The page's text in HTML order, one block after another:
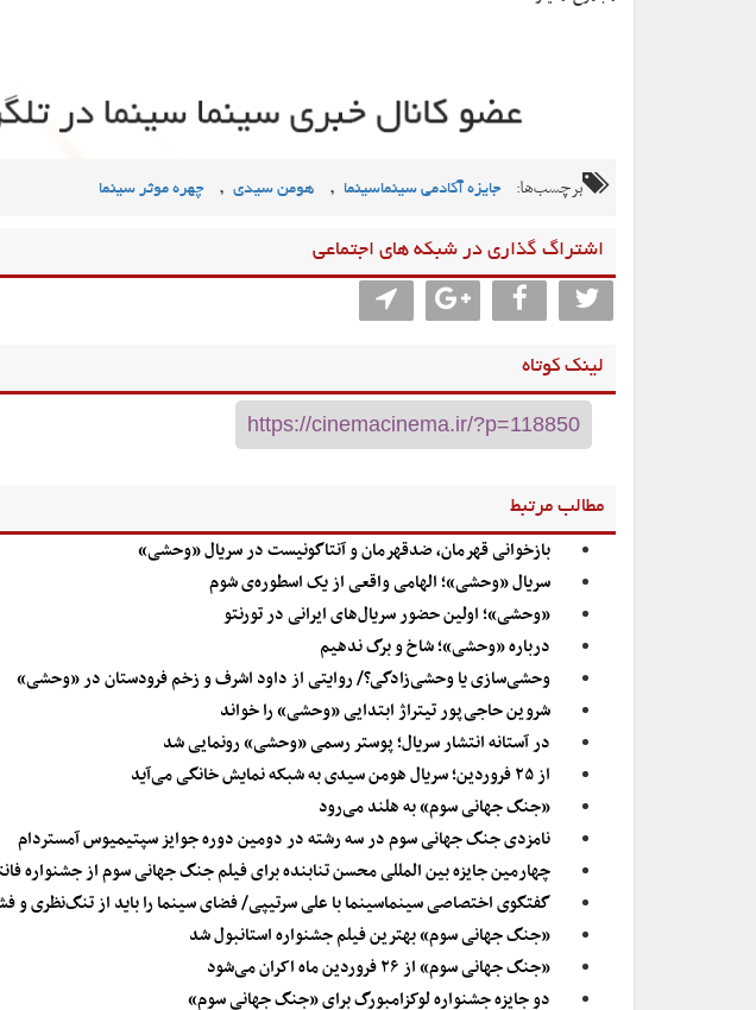
برچسب‌ها: جایزه آکادمی سینماسینما , هومن سیدی , چهره موثر سینما
اشتراگ گذاری در شبکه های اجتماعی
لینک کوتاه
مطالب مرتبط
بازخوانی قهرمان، ضدقهرمان و آنتاگونیست در سریال «وحشی»
سریال «وحشی»؛ الهامی واقعی از یک اسطوره‌ی شوم
«وحشی»؛ اولین حضور سریال‌های ایرانی در تورنتو
درباره «وحشی»؛ شاخ و برگ ندهیم
وحشی‌سازی یا وحشی‌زادگی؟/ روایتی از داود اشرف و زخم فرودستان در «وحشی»
شروین حاجی‌پور تیتراژ ابتدایی «وحشی» را خواند
در آستانه انتشار سریال؛ پوستر رسمی «وحشی» رونمایی شد
از ۲۵ فروردین؛ سریال هومن سیدی به شبکه نمایش خانگی می‌آید
«جنگ جهانی سوم» به هلند می‌رود
نامزدی جنگ جهانی سوم در سه رشته در دومین دوره جوایز سپتیمیوس آمستردام
چهارمین جایزه بین المللی محسن تنابنده برای فیلم جنگ جهانی سوم از جشنواره
گفتگوی اختصاصی سینماسینما با علی سرتیپی/ فضای سینما را باید از تنگ‌نظری‌ و
«جنگ جهانی سوم» بهترین فیلم جشنواره استانبول شد
«جنگ جهانی سوم» از ۲۶ فروردین ماه اکران می‌شود
دو جایزه جشنواره لوکزامبورگ برای «جنگ جهانی سوم»